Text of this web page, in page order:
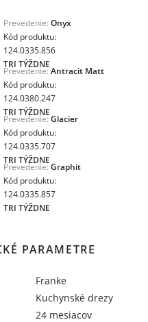
Prevedenie: Onyx
Kód produktu:
124.0335.856
TRI TÝŽDNE
Prevedenie:Antracit Matt
Kód produktu:
124.0380.247
TRI TÝŽDNE
Prevedenie:Glacier
Kód produktu:
124.0335.707
TRI TÝŽDNE
Prevedenie:Graphit
Kód produktu:
124.0335.857
TRI TÝŽDNE
PARAMETRE
Franke
Kuchynské drezy
24 mesiacov